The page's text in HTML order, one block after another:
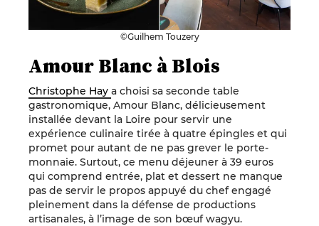
©Guilhem Touzery
Amour Blanc à Blois
Christophe Hay a choisi sa seconde table
gastronomique, Amour Blanc, délicieusement
installée devant la Loire pour servir une
expérience culinaire tirée à quatre épingles et qui
promet pour autant de ne pas grever le porte-
monnaie. Surtout, ce menu déjeuner à 39 euros
qui comprend entrée, plat et dessert ne manque
pas de servir le propos appuyé du chef engagé
pleinement dans la défense de productions
artisanales, à l’image de son bœuf wagyu.